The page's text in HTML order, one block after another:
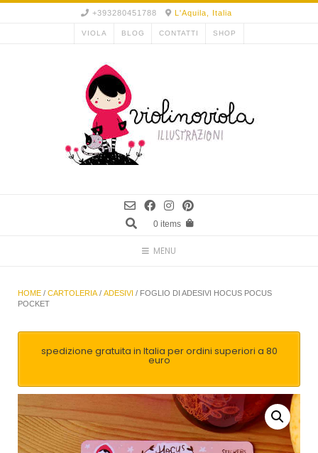
+393280451788 L'Aquila, Italia
VIOLA BLOG CONTATTI SHOP
0 items
MENU
HOME / CARTOLERIA / ADESIVI / FOGLIO DI ADESIVI HOCUS POCUS
POCKET
spedizione gratuita in Italia per ordini superiori a 80
euro